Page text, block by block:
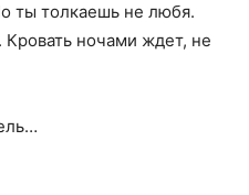
ты толкаешь не любя.
Кровать ночами ждет, не